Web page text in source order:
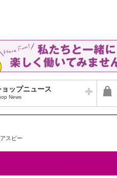
ョップニュース
News
アスビー